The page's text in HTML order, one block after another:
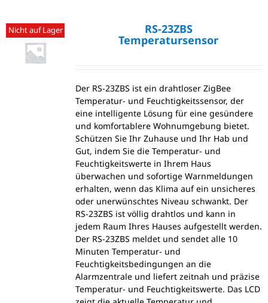
Nicht auf Lager RS-23ZBS
Temperatursensor
Der RS-23ZBS ist ein drahtloser ZigBee
Temperatur- und Feuchtigkeitssensor, der
eine intelligente Lösung für eine gesündere
und komfortablere Wohnumgebung bietet.
Schützen Sie Ihr Zuhause und Ihr Hab und
Gut, indem Sie die Temperatur- und
Feuchtigkeitswerte in Ihrem Haus
überwachen und sofortige Warnmeldungen
erhalten, wenn das Klima auf ein unsicheres
oder unerwünschtes Niveau schwankt. Der
RS-23ZBS ist völlig drahtlos und kann in
jedem Raum Ihres Hauses aufgestellt werden.
Der RS-23ZBS meldet und sendet alle 10
Minuten Temperatur- und
Feuchtigkeitsbedingungen an die
Alarmzentrale und liefert zeitnah und präzise
Temperatur- und Feuchtigkeitswerte. Das LCD